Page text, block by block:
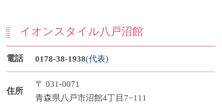
イオンスタイル八戸沼館
電話 0178-38-1938(代表)
住所
〒 031-0071
青森県八戸市沼館4丁目7−111